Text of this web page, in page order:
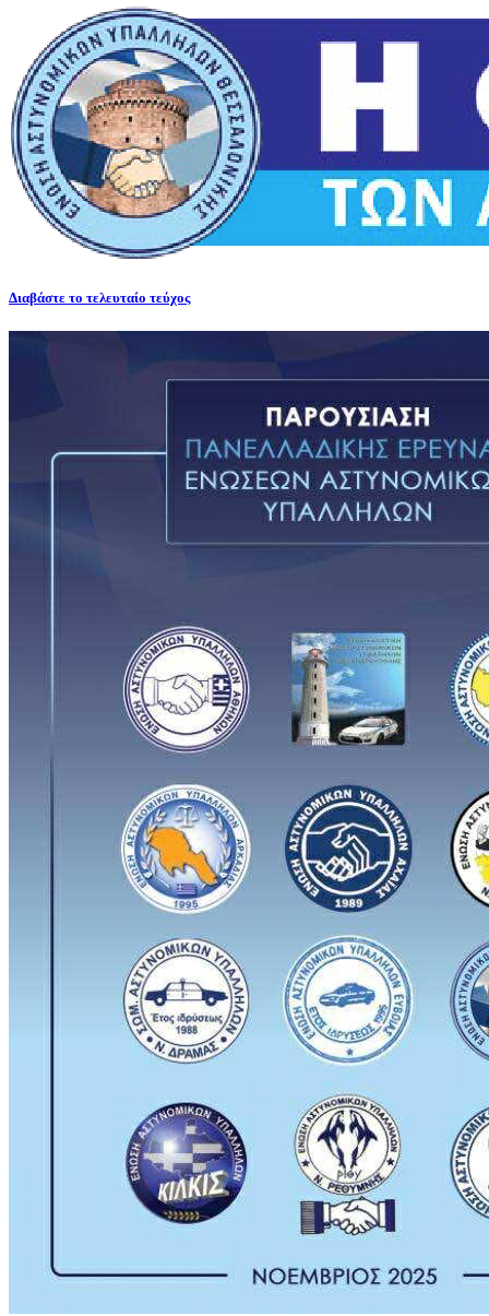
Διαβάστε το τελευταίο τεύχος